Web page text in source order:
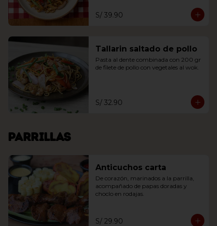
S/ 39.90
Tallarin saltado de pollo
Pasta al dente combinada con 200 gr
de filete de pollo con vegetales al wok.
S/ 32.90
Parrillas
Anticuchos carta
De corazón, marinados a la parrilla,
acompañado de papas doradas y
choclo en rodajas.
S/ 29.90